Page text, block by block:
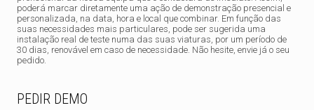
poderá marcar diretamente uma ação de demonstração presencial e
personalizada, na data, hora e local que combinar. Em função das
suas necessidades mais particulares, pode ser sugerida uma
instalação real de teste numa das suas viaturas, por um período de
30 dias, renovável em caso de necessidade. Não hesite, envie já o seu
pedido.
PEDIR DEMO